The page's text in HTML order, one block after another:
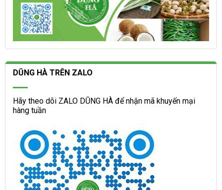
DŨNG HÀ TRÊN ZALO
Hãy theo dõi ZALO DŨNG HÀ để nhận mã khuyến mại
hàng tuần